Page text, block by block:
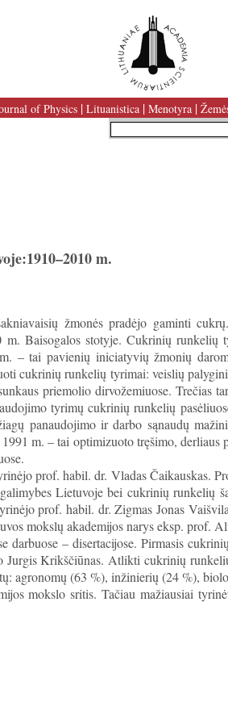
of Physics | Lituanistica | Menotyra |
m.
žmonės pradėjo gaminti
Baisogalos stotyje. Cukrinių runkelių
– tai pavienių iniciatyvių žmonių
cukrinių runkelių tyrimai: veislių
priemolio dirvožemiuose. Trečias
tyrimų cukrinių runkelių
panaudojimo ir darbo sąnaudų
m. – tai optimizuoto tręšimo, derliaus
prof. habil. dr. Vladas Čaikauskas.
Lietuvoje bei cukrinių runkelių
prof. habil. dr. Zigmas Jonas
mokslų akademijos narys eksp. prof.
– disertacijose. Pirmasis
Jurgis Krikščiūnas. Atlikti cukrinių
agronomų (63 %), inžinierių (24 %),
mokslo sritis. Tačiau mažiausiai